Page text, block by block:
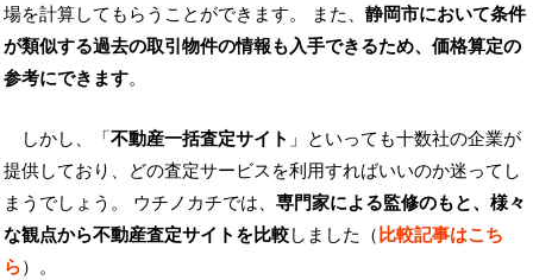
場を計算してもらうことができます。 また、 静岡市において条件
が類似する過去の取引物件の情報も入手できるため、価格算定の
参考にできます。
しかし、「不動産一括査定サイト 」といっても十数社の企業が
提供しており、どの査定サービスを利用すればいいのか迷ってし
まうでしょう。 ウチノカチでは、 専門家による監修のもと、様々
な観点から不動産査定サイトを比較しました（比較記事はこち
ら）。